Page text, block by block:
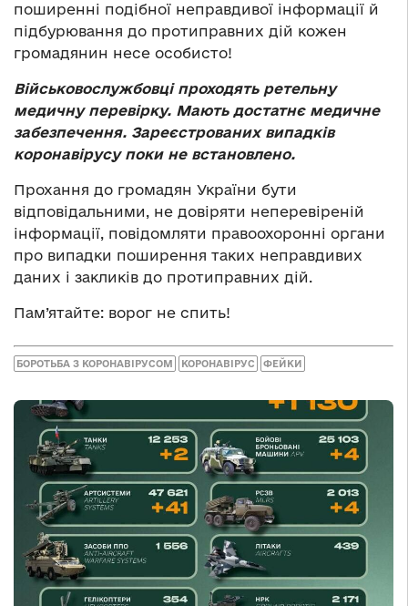
поширенні подібної неправдивої інформації й
підбурювання до протиправних дій кожен
громадянин несе особисто!
Військовослужбовці проходять ретельну
медичну перевірку. Мають достатнє медичне
забезпечення. Зареєстрованих випадків
коронавірусу поки не встановлено.
Прохання до громадян України бути
відповідальними, не довіряти неперевіреній
інформації, повідомляти правоохоронні органи
про випадки поширення таких неправдивих
даних і закликів до протиправних дій.
Пам’ятайте: ворог не спить!
БОРОТЬБА З КОРОНАВІРУСОМ КОРОНАВІРУС ФЕЙКИ